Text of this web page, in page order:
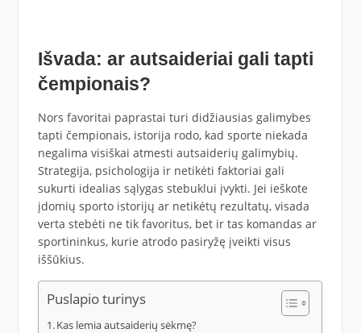
Išvada: ar autsaideriai gali tapti
čempionais?
Nors favoritai paprastai turi didžiausias galimybes
tapti čempionais, istorija rodo, kad sporte niekada
negalima visiškai atmesti autsaiderių galimybių.
Strategija, psichologija ir netikėti faktoriai gali
sukurti idealias sąlygas stebuklui įvykti. Jei ieškote
įdomių sporto istorijų ar netikėtų rezultatų, visada
verta stebėti ne tik favoritus, bet ir tas komandas ar
sportininkus, kurie atrodo pasiryžę įveikti visus
iššūkius.
Puslapio turinys
Kas lemia autsaiderių sėkmę?